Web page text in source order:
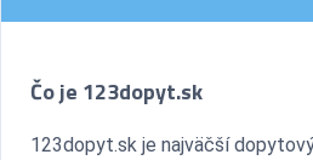
Čo je 123dopyt.sk
123dopyt.sk je najväčší